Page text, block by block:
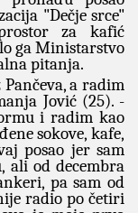
"Dečje srce"
za kafić
ga Ministarstvo
pitanja.
a radim
Jović (25). -
i radim kao
sokove, kafe,
posao jer sam
ali od decembra
pa sam od
radio po četiri